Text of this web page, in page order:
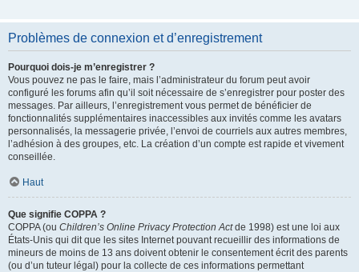
Problèmes de connexion et d’enregistrement
Pourquoi dois-je m’enregistrer ?
Vous pouvez ne pas le faire, mais l’administrateur du forum peut avoir
configuré les forums afin qu’il soit nécessaire de s’enregistrer pour poster des
messages. Par ailleurs, l’enregistrement vous permet de bénéficier de
fonctionnalités supplémentaires inaccessibles aux invités comme les avatars
personnalisés, la messagerie privée, l’envoi de courriels aux autres membres,
l’adhésion à des groupes, etc. La création d’un compte est rapide et vivement
conseillée.
Haut
Que signifie COPPA ?
COPPA (ou Children’s Online Privacy Protection Actde 1998) est une loi aux
États-Unis qui dit que les sites Internet pouvant recueillir des informations de
mineurs de moins de 13 ans doivent obtenir le consentement écrit des parents
(ou d’un tuteur légal) pour la collecte de ces informations permettant